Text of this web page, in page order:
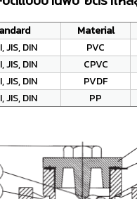
Material
JIS, DIN PVC
JIS, DIN CPVC
JIS, DIN PVDF
JIS, DIN PP